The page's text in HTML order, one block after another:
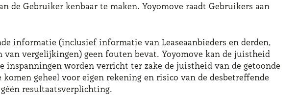
de Gebruiker kenbaar te maken. Yoyomove raadt Gebruikers aan
informatie (inclusief informatie van Leaseaanbieders en derden,
vergelijkingen) geen fouten bevat. Yoyomove kan de juistheid
worden verricht ter zake de juistheid van de getoonde
geheel voor eigen rekening en risico van de desbetreffende
resultaatsverplichting.